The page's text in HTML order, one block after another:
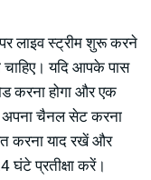
लाइव स्ट्रीम शुरू करने
यदि आपके पास
करना होगा और एक
अपना चैनल सेट करना
करना याद रखें और
प्रतीक्षा करें।